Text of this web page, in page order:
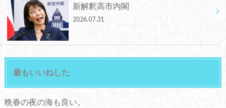
新解釈高市内閣
2026.07.31
最もいいねした
晩春の夜の海も良い。